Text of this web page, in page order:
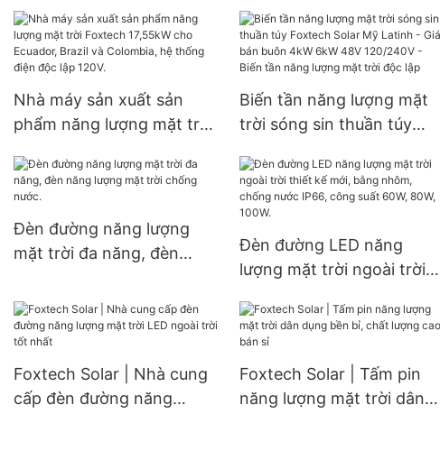
80W 100W 120W dùng
ngoài trời, tích hợp tất cả
trong một.
mới từ nhà máy, công suất
30W, 50W, 100W, 120W,
đạt chuẩn IP66.
Nhà máy sản xuất sản
phẩm năng lượng mặt trời
Ecuador, Brazil và
Colombia, hệ thống điện
độc lập 120V.
Biến tần năng lượng mặt
trời sóng sin thuần túy
Giá bán buôn 4kW 6kW
48V 120/240V - Biến tần
năng lượng mặt trời độc
lập
Đèn đường năng lượng
mặt trời đa năng, đèn
nước.
Đèn đường LED năng
lượng mặt trời ngoài trời
chống nước IP66, công
suất 60W, 80W, 100W.
Foxtech Solar | Nhà cung
cấp đèn đường năng
Foxtech Solar | Tấm pin
năng lượng mặt trời dân